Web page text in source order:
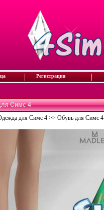
| Регистрация |
Симс 4
для Симс 4 >> Обувь для Симс 4